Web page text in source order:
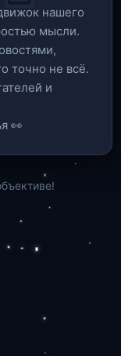
нашего
мысли.
точно не всё.
и
👀